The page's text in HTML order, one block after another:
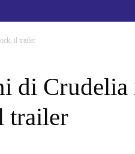
il trailer
di Crudelia
trailer